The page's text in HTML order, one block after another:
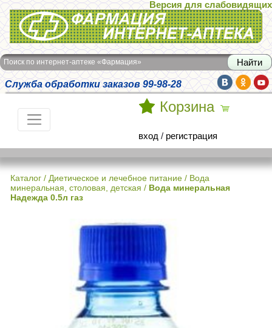
Интернет-аптека Фармация
Версия для слабовидящих
Поиск по интернет-аптеке «Фармация»
Служба обработки заказов 99-98-28
Корзина
вход / регистрация
Каталог / Диетическое и лечебное питание / Вода
минеральная, столовая, детская / Вода минеральная
Надежда 0.5л газ